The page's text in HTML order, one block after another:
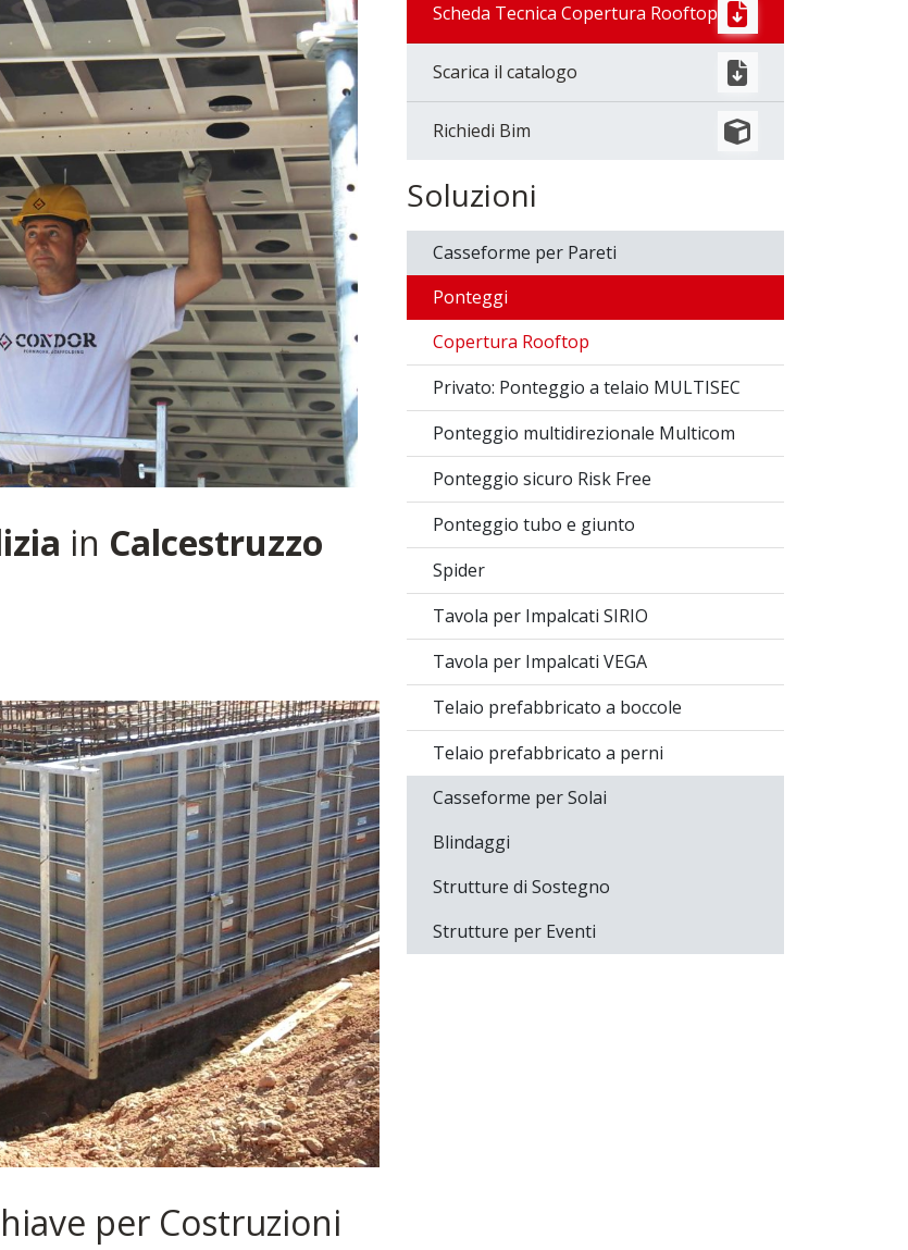
in Calcestruzzo
per Costruzioni
Scheda Tecnica Copertura Rooftop
Scarica il catalogo
Richiedi Bim
Soluzioni
Casseforme per Pareti
Ponteggi
Copertura Rooftop
Privato: Ponteggio a telaio MULTISEC
Ponteggio multidirezionale Multicom
Ponteggio sicuro Risk Free
Ponteggio tubo e giunto
Spider
Tavola per Impalcati SIRIO
Tavola per Impalcati VEGA
Telaio prefabbricato a boccole
Telaio prefabbricato a perni
Casseforme per Solai
Blindaggi
Strutture di Sostegno
Strutture per Eventi